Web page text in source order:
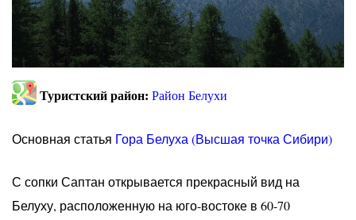
Туристский район: Район Белухи
Основная статья Гора Белуха (Высшая точка Сибири)
С сопки Саптан открывается прекрасный вид на
Белуху, расположенную на юго-востоке в 60-70